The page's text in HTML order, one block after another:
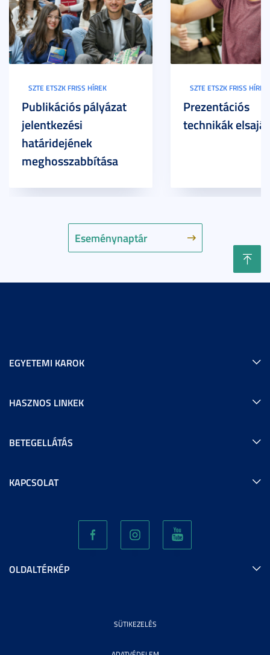
Eseménynaptár
SZTE ETSZK FRISS HÍREK
Publikációs pályázat
jelentkezési
határidejének
meghosszabbítása
SZTE ETSZK FRISS HÍREK
Prezentációs
technikák
EGYETEMI KAROK
HASZNOS LINKEK
BETEGELLÁTÁS
KAPCSOLAT
OLDALTÉRKÉP
SÜTIKEZELÉS